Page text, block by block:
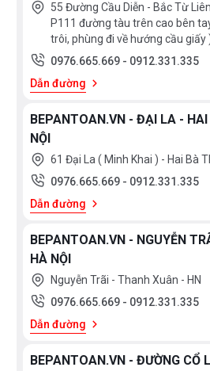
55 Đường Cầu Diễn - Bắc Từ
P111 đường tàu trên cao bên
trôi, phùng đi về hướng cầu giấy
0976.665.669 - 0912.331.335
Dẫn đường
BEPANTOAN.VN - ĐẠI LA -
NỘI
61 Đại La ( Minh Khai ) - Hai Bà
0976.665.669 - 0912.331.335
Dẫn đường
BEPANTOAN.VN - NGUYỄN
HÀ NỘI
Nguyễn Trãi - Thanh Xuân - HN
0976.665.669 - 0912.331.335
Dẫn đường
BEPANTOAN.VN - ĐƯỜNG CỔ